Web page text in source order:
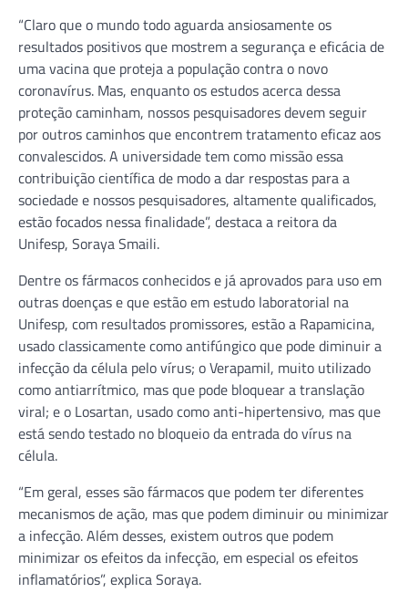
“Claro que o mundo todo aguarda ansiosamente os
resultados positivos que mostrem a segurança e eficácia de
uma vacina que proteja a população contra o novo
coronavírus. Mas, enquanto os estudos acerca dessa
proteção caminham, nossos pesquisadores devem seguir
por outros caminhos que encontrem tratamento eficaz aos
convalescidos. A universidade tem como missão essa
contribuição científica de modo a dar respostas para a
sociedade e nossos pesquisadores, altamente qualificados,
estão focados nessa finalidade”, destaca a reitora da
Unifesp, Soraya Smaili.
Dentre os fármacos conhecidos e já aprovados para uso em
outras doenças e que estão em estudo laboratorial na
Unifesp, com resultados promissores, estão a Rapamicina,
usado classicamente como antifúngico que pode diminuir a
infecção da célula pelo vírus; o Verapamil, muito utilizado
como antiarrítmico, mas que pode bloquear a translação
viral; e o Losartan, usado como anti-hipertensivo, mas que
está sendo testado no bloqueio da entrada do vírus na
célula.
“Em geral, esses são fármacos que podem ter diferentes
mecanismos de ação, mas que podem diminuir ou minimizar
a infecção. Além desses, existem outros que podem
minimizar os efeitos da infecção, em especial os efeitos
inflamatórios”, explica Soraya.